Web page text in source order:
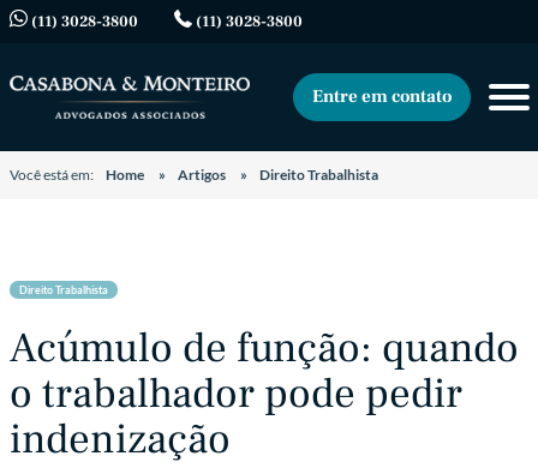
(11) 3028-3800 (11) 3028-3800
Entre em contato
Você está em: Home Artigos Direito Trabalhista
Direito Trabalhista
Acúmulo de função: quando
o trabalhador pode pedir
indenização